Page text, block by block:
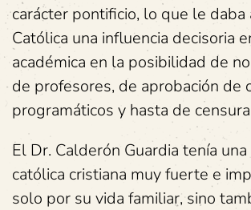
carácter pontificio, lo que le daba
Católica una influencia decisoria
académica en la posibilidad de
de profesores, de aprobación de
programáticos y hasta de
El Dr. Calderón Guardia tenía
católica cristiana muy fuerte e
solo por su vida familiar, sino